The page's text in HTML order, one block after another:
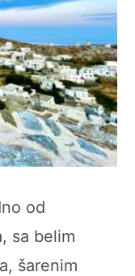
od
sa belim
šarenim